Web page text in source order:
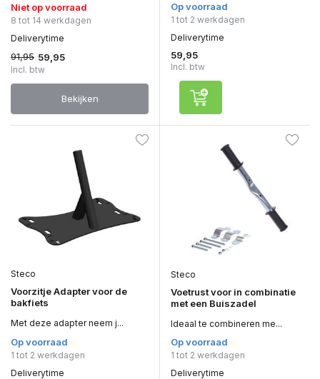
Niet op voorraad
8 tot 14 werkdagen
Deliverytime
91,95 59,95
Incl. btw
Bekijken
Op voorraad
1 tot 2 werkdagen
Deliverytime
59,95
Incl. btw
Steco
Voorzitje Adapter voor de
bakfiets
Met deze adapter neem j...
Op voorraad
1 tot 2 werkdagen
Deliverytime
Steco
Voetrust voor in combinatie
met een Buiszadel
Ideaal te combineren me...
Op voorraad
1 tot 2 werkdagen
Deliverytime